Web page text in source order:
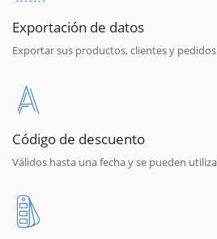
Exportación de datos
Exportar sus productos, clientes y
Código de descuento
Válidos hasta una fecha y se pueden